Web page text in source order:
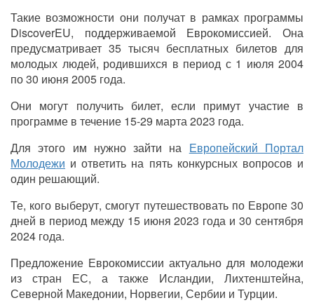
Такие возможности они получат в рамках программы
DiscoverEU, поддерживаемой Еврокомиссией. Она
предусматривает 35 тысяч бесплатных билетов для
молодых людей, родившихся в период с 1 июля 2004
по 30 июня 2005 года.
Они могут получить билет, если примут участие в
программе в течение 15-29 марта 2023 года.
Для этого им нужно зайти на Европейский Портал
Молодежи и ответить на пять конкурсных вопросов и
один решающий.
Те, кого выберут, смогут путешествовать по Европе 30
дней в период между 15 июня 2023 года и 30 сентября
2024 года.
Предложение Еврокомиссии актуально для молодежи
из стран ЕС, а также Исландии, Лихтенштейна,
Северной Македонии, Норвегии, Сербии и Турции.